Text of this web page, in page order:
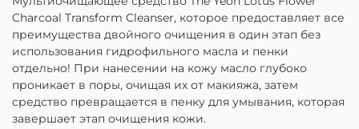
Charcoal Transform Cleanser, которое предоставляет все
преимущества двойного очищения в один этап без
использования гидрофильного масла и пенки
отдельно! При нанесении на кожу масло глубоко
проникает в поры, очищая их от макияжа, затем
средство превращается в пенку для умывания, которая
завершает этап очищения кожи.